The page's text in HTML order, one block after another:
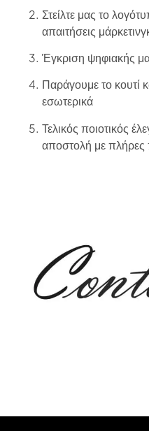
Στείλτε μας το
απαιτήσεις
Έγκριση ψηφιακής
Παράγουμε το κουτί
εσωτερικά
Τελικός ποιοτικός
αποστολή με πλήρες